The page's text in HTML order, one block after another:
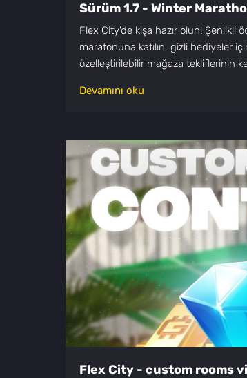
Sürüm 1.7 - Winter
Flex City'de kışa hazır olun!
maratonuna katılın, gizli hediyeler
özelleştirilebilir mağaza tekliflerinin
Devamını oku
Flex City - custom rooms